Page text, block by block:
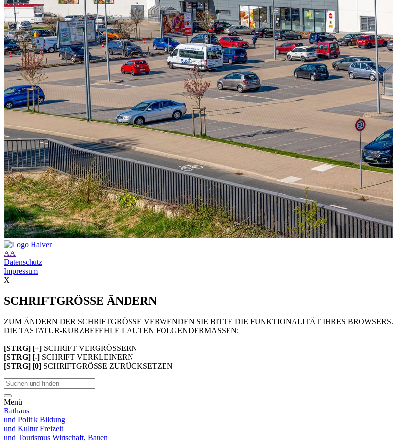
AA
Datenschutz
Impressum
X
SCHRIFTGRÖSSE ÄNDERN
ZUM ÄNDERN DER SCHRIFTGRÖSSE VERWENDEN SIE BITTE DIE FUNKTIONALITÄT IHRES BROWSERS.
DIE TASTATUR-KURZBEFEHLE LAUTEN FOLGENDERMASSEN:
[STRG] [+] SCHRIFT VERGRÖSSERN
[STRG] [-] SCHRIFT VERKLEINERN
[STRG] [0] SCHRIFTGRÖSSE ZURÜCKSETZEN
Menü
Rathaus
und Politik Bildung
und KulturFreizeit
und Tourismus Wirtschaft, Bauen